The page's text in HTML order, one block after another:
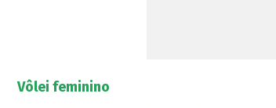
Vôlei feminino